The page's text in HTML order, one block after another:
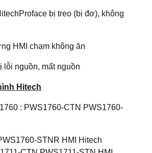
bị treo (bị đơ), không
HMI chạm không ăn
lỗi nguồn, mất nguồn
Hitech
: PWS1760-CTN PWS1760-
STNR HMI Hitech